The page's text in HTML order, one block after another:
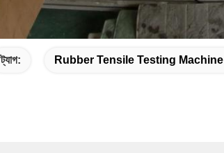
ট্যাগ: Rubber Tensile Testing Machine